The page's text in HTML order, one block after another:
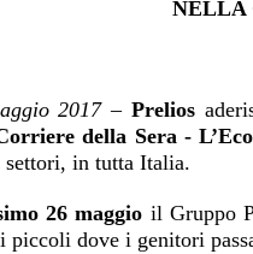
NELLA
2017– Prelios
della Sera -
in tutta Italia.
26 maggio il Gruppo
piccoli dove i genitori